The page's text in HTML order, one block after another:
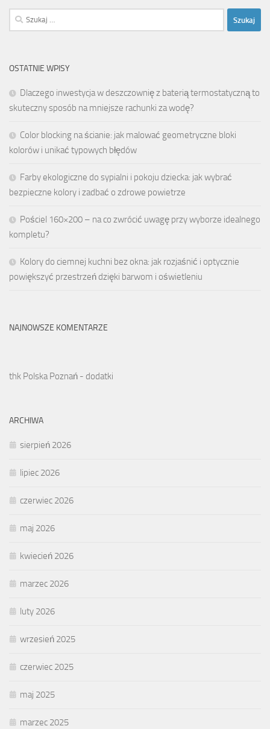
Szukaj:
OSTATNIE WPISY
Dlaczego inwestycja w deszczownię z baterią termostatyczną to
skuteczny sposób na mniejsze rachunki za wodę?
Color blocking na ścianie: jak malować geometryczne bloki
kolorów i unikać typowych błędów
Farby ekologiczne do sypialni i pokoju dziecka: jak wybrać
bezpieczne kolory i zadbać o zdrowe powietrze
Pościel 160×200 – na co zwrócić uwagę przy wyborze idealnego
kompletu?
Kolory do ciemnej kuchni bez okna: jak rozjaśnić i optycznie
powiększyć przestrzeń dzięki barwom i oświetleniu
NAJNOWSZE KOMENTARZE
thk Polska Poznań - dodatki
ARCHIWA
sierpień 2026
lipiec 2026
czerwiec 2026
maj 2026
kwiecień 2026
marzec 2026
luty 2026
wrzesień 2025
czerwiec 2025
maj 2025
marzec 2025